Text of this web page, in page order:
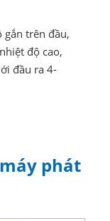
gắn trên đầu,
độ cao,
đầu ra 4-
phát